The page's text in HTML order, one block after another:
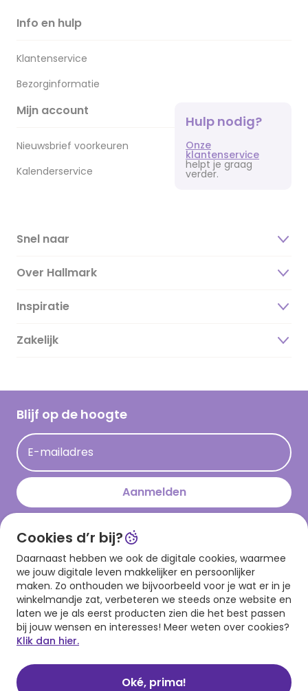
Info en hulp
Klantenservice
Bezorginformatie
Mijn account
Nieuwsbrief voorkeuren
Kalenderservice
Hulp nodig?
Onze
klantenservice
helpt je graag
verder.
Snel naar
Over Hallmark
Over ons
Duurzaamheid
Hallmark Kaartclub
Acties
Persberichten
Hallmark en Kinderpostzegels
Inspiratie
Magazine
Cadeau inspiratie
Kaartinspiratie
Zakelijk
Blijf op de hoogte
E-mailadres
Aanmelden
Download onze app
Cookies d’r bij?
Daarnaast hebben we ook de digitale cookies, waarmee
we jouw digitale leven makkelijker en persoonlijker
maken. Zo onthouden we bijvoorbeeld voor je wat er in je
winkelmandje zat, verbeteren we steeds onze website en
laten we je als eerst producten zien die het best passen
bij jouw wensen en interesses! Meer weten over cookies?
Klik dan hier.
Oké, prima!